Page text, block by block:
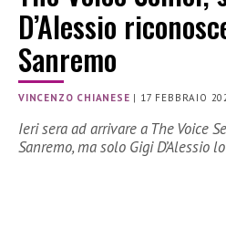
D’Alessio
Sanremo
VINCENZO CHIANESE | 17 FEBBRAIO
Ieri sera ad arrivare a The Voice
Sanremo, ma solo Gigi D’Alessio